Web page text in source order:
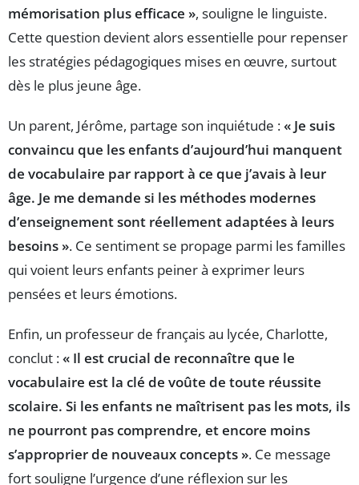
mémorisation plus efficace », souligne le linguiste.
Cette question devient alors essentielle pour repenser
les stratégies pédagogiques mises en œuvre, surtout
dès le plus jeune âge.
Un parent, Jérôme, partage son inquiétude :« Je suis
convaincu que les enfants d’aujourd’hui manquent
de vocabulaire par rapport à ce que j’avais à leur
âge. Je me demande si les méthodes modernes
d’enseignement sont réellement adaptées à leurs
besoins ». Ce sentiment se propage parmi les familles
qui voient leurs enfants peiner à exprimer leurs
pensées et leurs émotions.
Enfin, un professeur de français au lycée, Charlotte,
conclut :« Il est crucial de reconnaître que le
vocabulaire est la clé de voûte de toute réussite
scolaire. Si les enfants ne maîtrisent pas les mots, ils
ne pourront pas comprendre, et encore moins
s’approprier de nouveaux concepts ». Ce message
fort souligne l’urgence d’une réflexion sur les